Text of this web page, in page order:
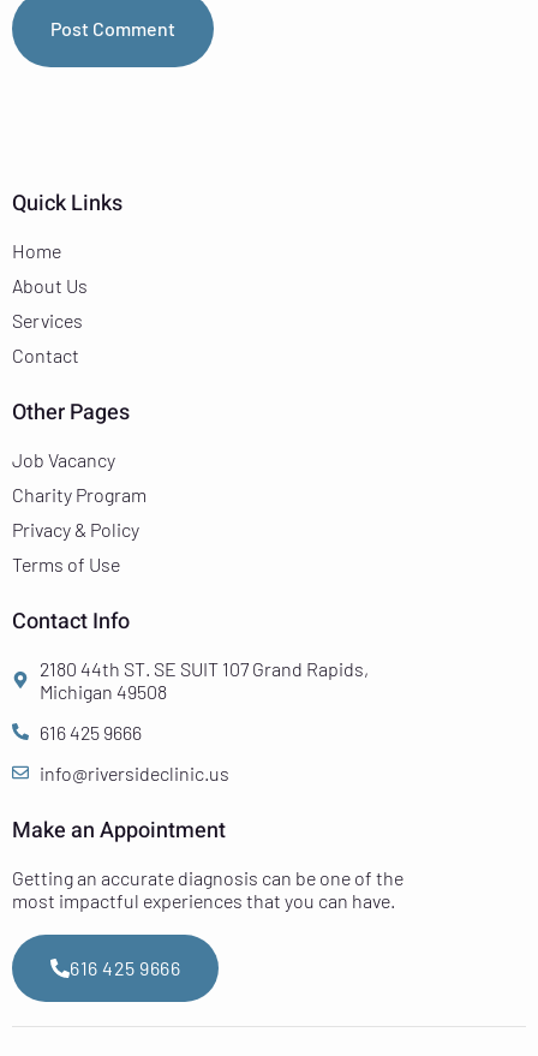
Quick Links
Home
About Us
Services
Contact
Other Pages
Job Vacancy
Charity Program
Privacy & Policy
Terms of Use
Contact Info
2180 44th ST. SE SUIT 107 Grand Rapids,
Michigan 49508
616 425 9666
info@riversideclinic.us
Make an Appointment
Getting an accurate diagnosis can be one of the
most impactful experiences that you can have.
616 425 9666